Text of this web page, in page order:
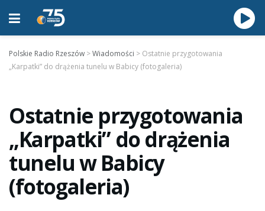
Polskie Radio Rzeszów >Wiadomości > Ostatnie przygotowania
„Karpatki” do drążenia tunelu w Babicy (fotogaleria)
Ostatnie przygotowania
„Karpatki” do drążenia
tunelu w Babicy
(fotogaleria)